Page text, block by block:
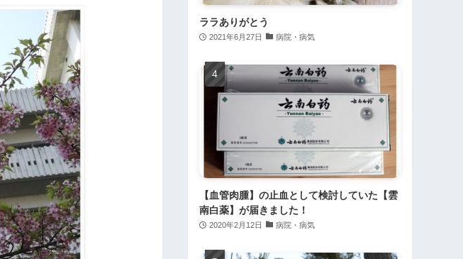
ララありがとう
2021年6月27日 病院・病気
【血管肉腫】の止血として検討していた【雲
南白薬】が届きました！
2020年2月12日 病院・病気